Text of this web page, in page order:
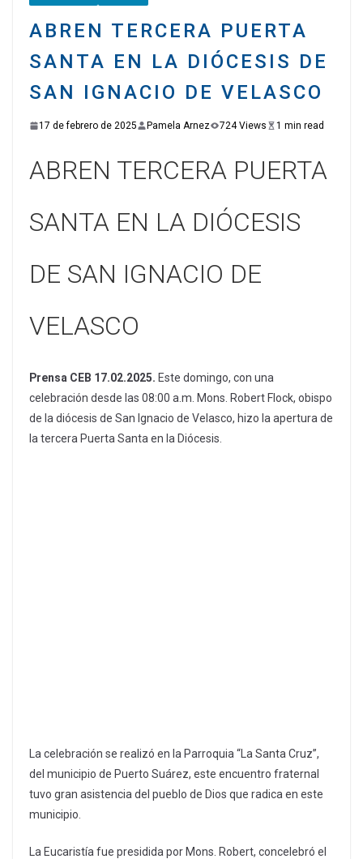
ABREN TERCERA PUERTA
SANTA EN LA DIÓCESIS DE
SAN IGNACIO DE VELASCO
17 de febrero de 2025 Pamela Arnez 724 Views 1 min read
ABREN TERCERA PUERTA
SANTA EN LA DIÓCESIS
DE SAN IGNACIO DE
VELASCO
Prensa CEB 17.02.2025. Este domingo, con una
celebración desde las 08:00 a.m. Mons. Robert Flock, obispo
de la diócesis de San Ignacio de Velasco, hizo la apertura de
la tercera Puerta Santa en la Diócesis.
La celebración se realizó en la Parroquia “La Santa Cruz”,
del municipio de Puerto Suárez, este encuentro fraternal
tuvo gran asistencia del pueblo de Dios que radica en este
municipio.
La Eucaristía fue presidida por Mons. Robert, concelebró el